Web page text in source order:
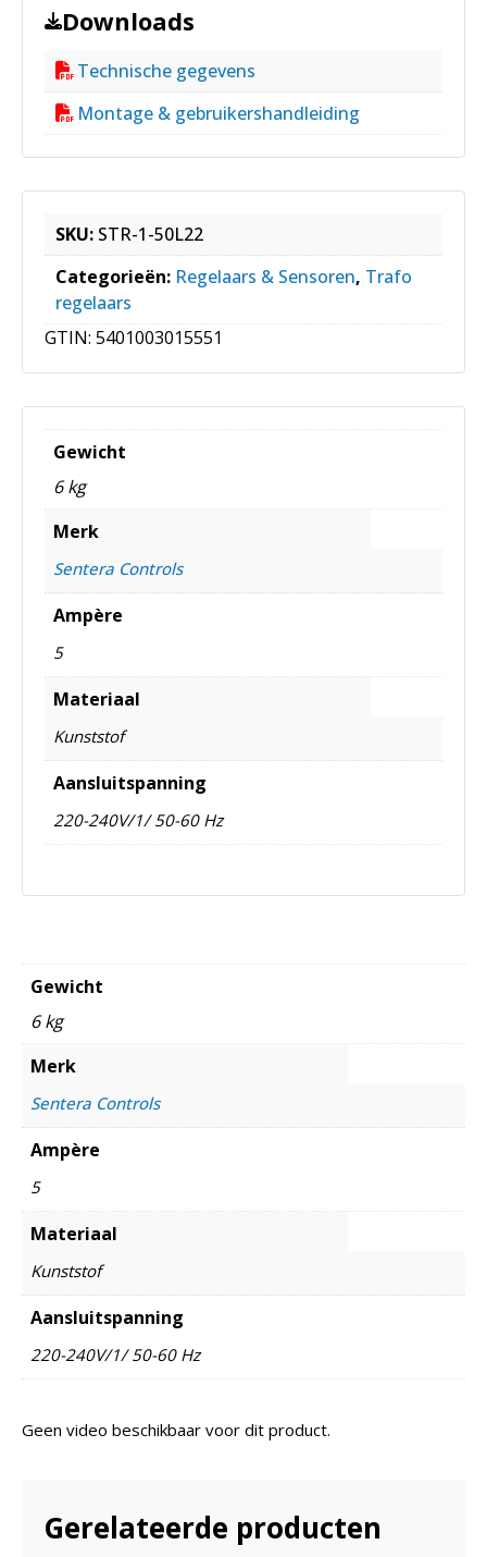
Downloads
Technische gegevens
Montage & gebruikershandleiding
SKU: STR-1-50L22
Categorieën: Regelaars & Sensoren, Trafo
regelaars
GTIN: 5401003015551
Gewicht
6 kg
Merk
Sentera Controls
Ampère
5
Materiaal
Kunststof
Aansluitspanning
220-240V/1/ 50-60 Hz
Gewicht
6 kg
Merk
Sentera Controls
Ampère
5
Materiaal
Kunststof
Aansluitspanning
220-240V/1/ 50-60 Hz
Geen video beschikbaar voor dit product.
Gerelateerde producten